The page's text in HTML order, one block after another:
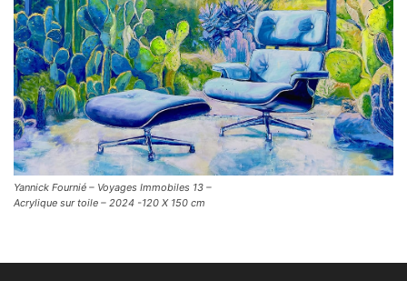
Yannick Fournié – Voyages Immobiles 13 –
Acrylique sur toile – 2024 -120 X 150 cm